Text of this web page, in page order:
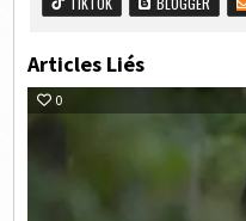
Articles Liés
0